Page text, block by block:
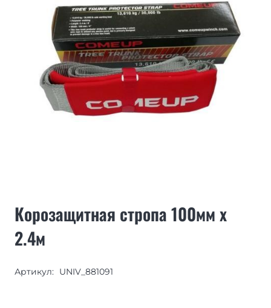
Корозащитная стропа 100мм х
2.4м
Артикул: UNIV_881091